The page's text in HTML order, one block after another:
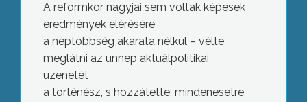
A reformkor nagyjai sem voltak képesek
eredmények elérésére
a néptöbbség akarata nélkül – vélte
meglátni az ünnep aktuálpolitikai
üzenetét
a történész, s hozzátette: mindenesetre